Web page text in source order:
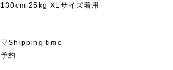
130cm 25kg XLサイズ着用
▽Shipping time
予約